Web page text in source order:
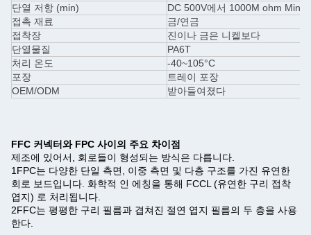
단열 저항 (min)
DC 500V에서 1000M ohm Min
접촉 재료
금/연금
접착장
진이나 금은 니켈보다
단열물질
PA6T
처리 온도
-40~105°C
포장
트레이 포장
OEM/ODM
받아들여졌다
FFC 커넥터와 FPC 사이의 주요 차이점
제조에 있어서, 회로들이 형성되는 방식은 다릅니다.
1FPC는 다양한 단일 측면, 이중 측면 및 다층 구조를 가진 유연한
회로 보드입니다. 화학적 인 에칭을 통해 FCCL (유연한 구리 접착
엽지) 로 처리됩니다.
2FFC는 평평한 구리 필름과 겹쳐진 절연 엽지 필름의 두 층을 사용
한다.